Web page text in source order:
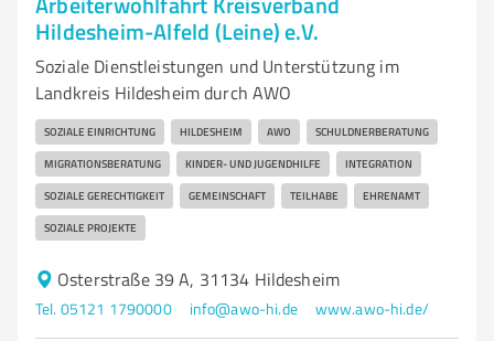
Hildesheim-Alfeld (Leine) e.V.
Soziale Dienstleistungen und Unterstützung im
Landkreis Hildesheim durch AWO
SOZIALE EINRICHTUNG HILDESHEIM AWO SCHULDNERBERATUNG
MIGRATIONSBERATUNG KINDER- UND JUGENDHILFE INTEGRATION
SOZIALE GERECHTIGKEIT GEMEINSCHAFT TEILHABE EHRENAMT
SOZIALE PROJEKTE
Osterstraße 39 A, 31134 Hildesheim
Tel. 05121 1790000 info@awo-hi.de www.awo-hi.de/